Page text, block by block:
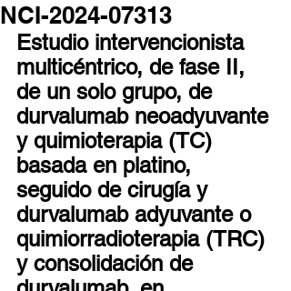
NCI-2024-07313
Estudio intervencionista
multicéntrico, de fase II,
de un solo grupo, de
durvalumab neoadyuvante
y quimioterapia (TC)
basada en platino,
seguido de cirugía y
durvalumab adyuvante o
quimiorradioterapia (TRC)
y consolidación de